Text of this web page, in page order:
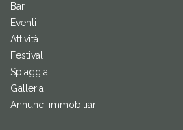
Bar
Eventi
Attività
Festival
Spiaggia
Galleria
Annunci immobiliari